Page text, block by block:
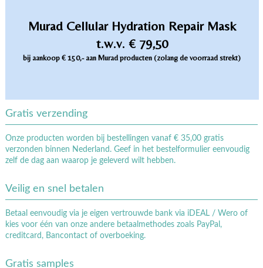
Murad Cellular Hydration Repair Mask
t.w.v. € 79,50
bij aankoop € 150,- aan Murad producten (zolang de voorraad strekt)
Gratis verzending
Onze producten worden bij bestellingen vanaf € 35,00 gratis
verzonden binnen Nederland. Geef in het bestelformulier eenvoudig
zelf de dag aan waarop je geleverd wilt hebben.
Veilig en snel betalen
Betaal eenvoudig via je eigen vertrouwde bank via iDEAL / Wero of
kies voor één van onze andere betaalmethodes zoals PayPal,
creditcard, Bancontact of overboeking.
Gratis samples